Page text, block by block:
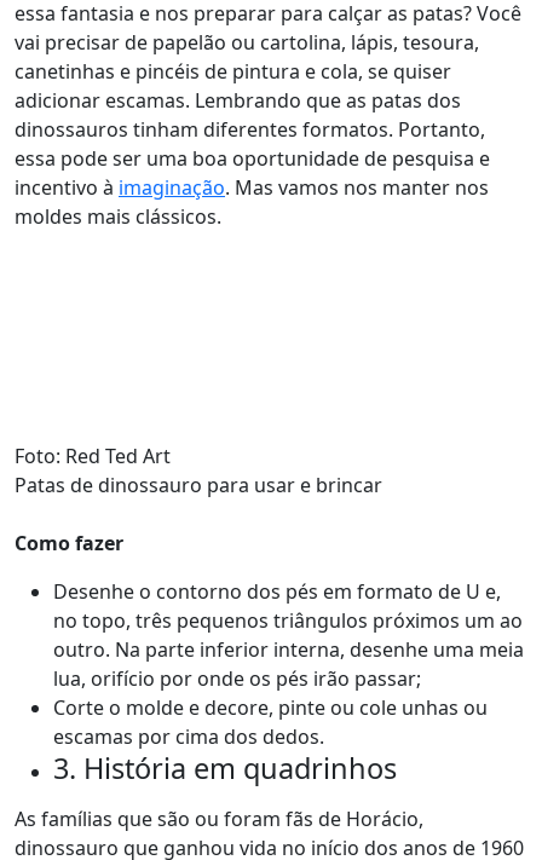
essa fantasia e nos preparar para calçar as patas? Você
vai precisar de papelão ou cartolina, lápis, tesoura,
canetinhas e pincéis de pintura e cola, se quiser
adicionar escamas. Lembrando que as patas dos
dinossauros tinham diferentes formatos. Portanto,
essa pode ser uma boa oportunidade de pesquisa e
incentivo à imaginação. Mas vamos nos manter nos
moldes mais clássicos.
Foto: Red Ted Art
Patas de dinossauro para usar e brincar
Como fazer
Desenhe o contorno dos pés em formato de U e,
no topo, três pequenos triângulos próximos um ao
outro. Na parte inferior interna, desenhe uma meia
lua, orifício por onde os pés irão passar;
Corte o molde e decore, pinte ou cole unhas ou
escamas por cima dos dedos.
3. História em quadrinhos
As famílias que são ou foram fãs de Horácio,
dinossauro que ganhou vida no início dos anos de 1960